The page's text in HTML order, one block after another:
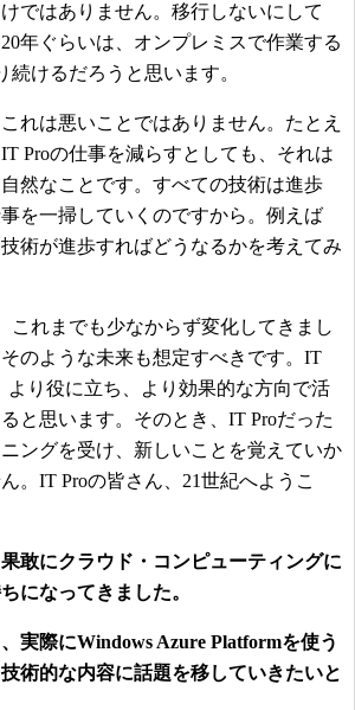
ではありません。移行しないにして
年ぐらいは、オンプレミスで作業する
続けるだろうと思います。
れは悪いことではありません。たとえ
Proの仕事を減らすとしても、それは
自然なことです。すべての技術は進歩
を一掃していくのですから。例えば
技術が進歩すればどうなるかを考えてみ
これまでも少なからず変化してきまし
のような未来も想定すべきです。IT
より役に立ち、より効果的な方向で活
と思います。そのとき、IT Proだった
ングを受け、新しいことを覚えていか
。IT Proの皆さん、21世紀へようこ
にクラウド・コンピューティングに
になってきました。
実際にWindows Azure Platformを使う
術的な内容に話題を移していきたいと